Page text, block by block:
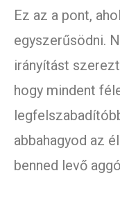
Ez az a pont,
egyszerűsödni.
irányítást
hogy mindent
abbahagyod az
benned levő